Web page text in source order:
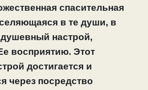
спасительная
в те души, в
настрой,
восприятию. Этот
достигается и
через посредство